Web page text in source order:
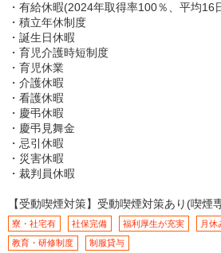
・有給休暇(2024年取得率100％、平均16
・積立年休制度
・誕生日休暇
・育児介護時短制度
・育児休業
・介護休暇
・看護休暇
・慶弔休暇
・慶弔見舞金
・忌引休暇
・災害休暇
・裁判員休暇
【受動喫煙対策】受動喫煙対策あり(喫煙
寮・社宅有 社保完備 福利厚生が充実 月休
教育・研修制度 制服貸与